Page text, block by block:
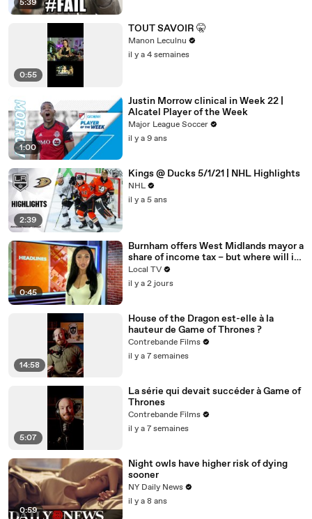
5:39
0:55
TOUT SAVOIR 🤫
Manon Leculnu
il y a 4 semaines
1:00
Justin Morrow clinical in Week 22 |
Alcatel Player of the Week
Major League Soccer
il y a 9 ans
2:39
Kings @ Ducks 5/1/21 | NHL Highlights
NHL
il y a 5 ans
0:45
Burnham offers West Midlands mayor a
share of income tax – but where will it
be spent?
Local TV
il y a 2 jours
14:58
House of the Dragon est-elle à la
hauteur de Game of Thrones ?
Contrebande Films
il y a 7 semaines
5:07
La série qui devait succéder à Game of
Thrones
Contrebande Films
il y a 7 semaines
0:59
Night owls have higher risk of dying
sooner
NY Daily News
il y a 8 ans